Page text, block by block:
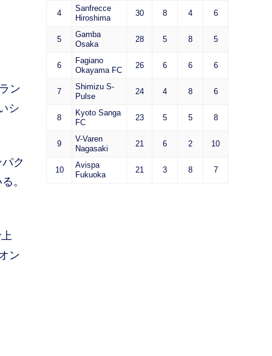
ン
シ
ク
。
ン
4
Sanfrecce
Hiroshima
30 8 4 6
5
Gamba
Osaka
28 5 8 5
6
Fagiano
Okayama FC
26 6 6 6
7
Shimizu S-
Pulse
24 4 8 6
8
Kyoto Sanga
FC
23 5 5 8
9
V-Varen
Nagasaki
21 6 2 10
10
Avispa
Fukuoka
21 3 8 7